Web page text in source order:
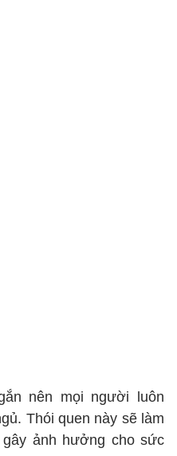
nên mọi người luôn
Thói quen này sẽ làm
ảnh hưởng cho sức